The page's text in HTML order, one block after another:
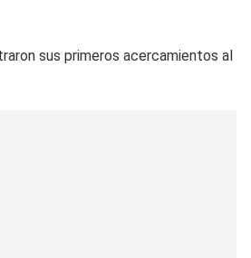
sus primeros acercamientos al